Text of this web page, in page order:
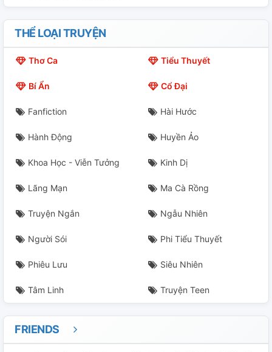
THỂ LOẠI TRUYỆN
Thơ Ca Tiểu Thuyết
Bí Ẩn Cổ Đại
Fanfiction Hài Hước
Hành Động Huyền Ảo
Khoa Học - Viễn Tưởng Kinh Dị
Lãng Mạn Ma Cà Rồng
Truyện Ngắn Ngẫu Nhiên
Người Sói Phi Tiểu Thuyết
Phiêu Lưu Siêu Nhiên
Tâm Linh Truyện Teen
FRIENDS